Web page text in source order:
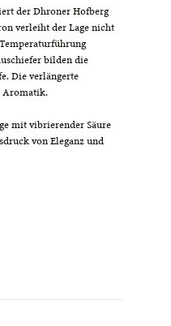
der Dhroner Hofberg
verleiht der Lage nicht
bilden die
Die verlängerte
Aromatik.
mit vibrierender Säure
von Eleganz und